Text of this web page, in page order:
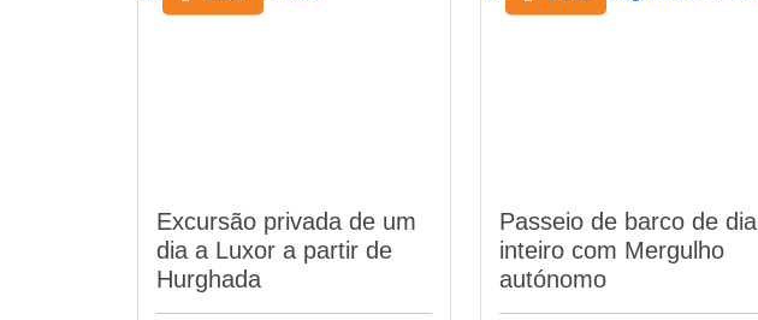
Excursão privada de um
dia a Luxor a partir de
Hurghada
Passeio de barco de dia
inteiro com Mergulho
autónomo